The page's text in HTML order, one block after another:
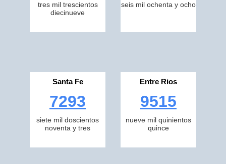
tres mil trescientos
diecinueve
seis mil ochenta y ocho
Santa Fe
7293
siete mil doscientos
noventa y tres
Entre Rios
9515
nueve mil quinientos
quince